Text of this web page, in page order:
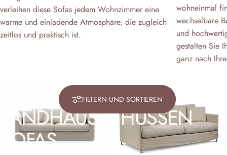
LANDHAUS&HUSSEN
SOFAS
verleihen diese Sofas jedem Wohnzimmer eine
warme und einladende Atmosphäre, die zugleich
zeitlos und praktisch ist.
wohneinmal
wechselbare
und
gestalten Sie
ganz nach
FILTERN UND SORTIEREN